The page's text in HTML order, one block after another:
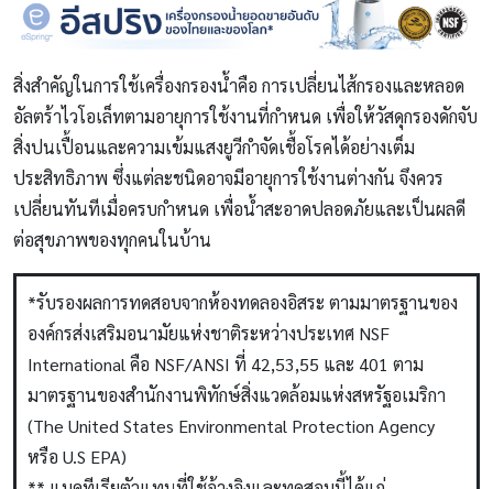
สิ่งสำคัญในการใช้เครื่องกรองน้ำคือ การเปลี่ยนไส้กรองและหลอด
อัลตร้าไวโอเล็ทตามอายุการใช้งานที่กำหนด เพื่อให้วัสดุกรองดักจับ
สิ่งปนเปื้อนและความเข้มแสงยูวีกำจัดเชื้อโรคได้อย่างเต็ม
ประสิทธิภาพ ซึ่งแต่ละชนิดอาจมีอายุการใช้งานต่างกัน จึงควร
เปลี่ยนทันทีเมื่อครบกำหนด เพื่อน้ำสะอาดปลอดภัยและเป็นผลดี
ต่อสุขภาพของทุกคนในบ้าน
*รับรองผลการทดสอบจากห้องทดลองอิสระ ตามมาตรฐานของ
องค์กรส่งเสริมอนามัยแห่งชาติระหว่างประเทศ NSF
International คือ NSF/ANSI ที่ 42,53,55 และ 401 ตาม
มาตรฐานของสำนักงานพิทักษ์สิ่งแวดล้อมแห่งสหรัฐอเมริกา
(The United States Environmental Protection Agency
หรือ U.S EPA)